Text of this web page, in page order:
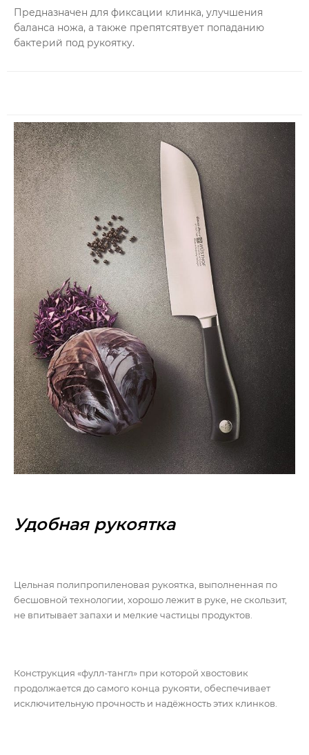
Предназначен для фиксации клинка, улучшения
баланса ножа, а также препятсятвует попаданию
бактерий под рукоятку.
Удобная рукоятка
Цельная полипропиленовая рукоятка, выполненная по
бесшовной технологии, хорошо лежит в руке, не скользит,
не впитывает запахи и мелкие частицы продуктов.
Конструкция «фулл-тангл» при которой хвостовик
продолжается до самого конца рукояти, обеспечивает
исключительную прочность и надёжность этих клинков.